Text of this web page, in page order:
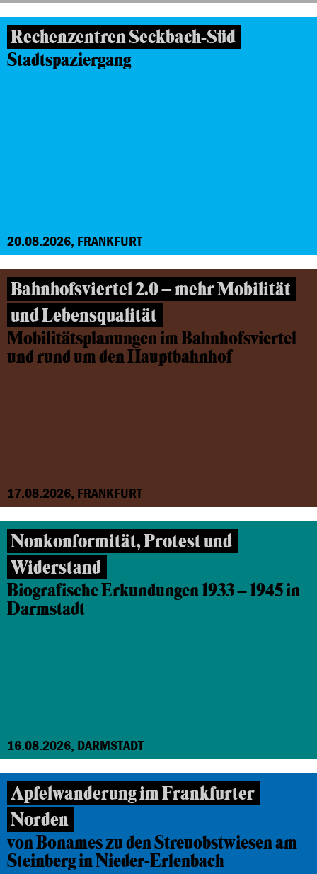
Rechenzentren Seckbach-Süd
Stadtspaziergang
20.08.2026, FRANKFURT
Bahnhofsviertel 2.0 – mehr Mobilität
und Lebensqualität
Mobilitätsplanungen im Bahnhofsviertel
und rund um den Hauptbahnhof
17.08.2026, FRANKFURT
Nonkonformität, Protest und
Widerstand
Biografische Erkundungen 1933 – 1945 in
Darmstadt
16.08.2026, DARMSTADT
Apfelwanderung im Frankfurter
Norden
von Bonames zu den Streuobstwiesen am
Steinberg in Nieder-Erlenbach